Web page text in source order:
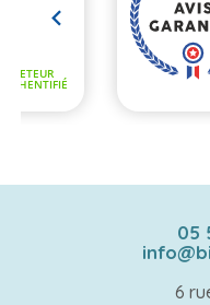
05
6